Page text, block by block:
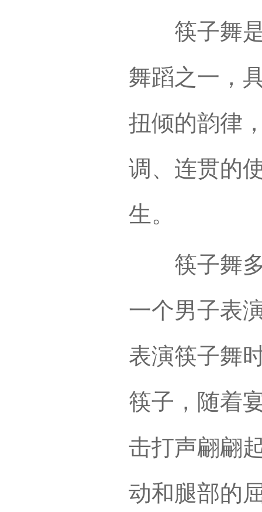
筷子舞是
舞蹈之一，
扭倾的韵律
调、连贯的
生。
筷子舞多
一个男子表
表演筷子舞
筷子，随着
击打声翩翩
动和腿部的